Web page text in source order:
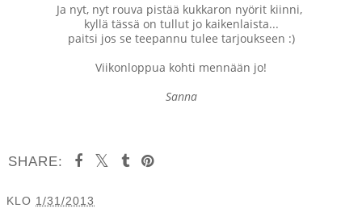
Ja nyt, nyt rouva pistää kukkaron nyörit kiinni,
kyllä tässä on tullut jo kaikenlaista...
paitsi jos se teepannu tulee tarjoukseen :)
Viikonloppua kohti mennään jo!
Sanna
SHARE:
KLO 1/31/2013